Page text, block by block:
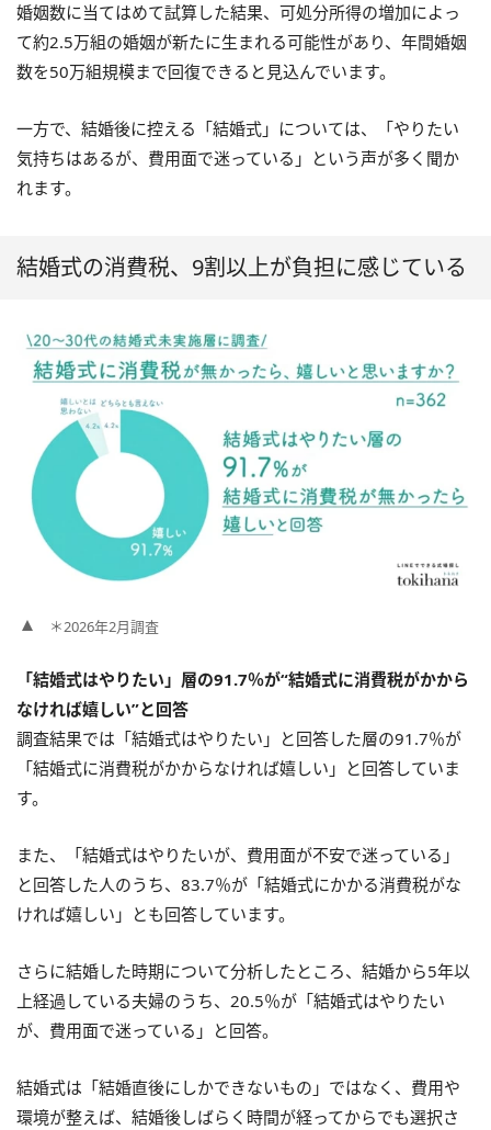
婚姻数に当てはめて試算した結果、可処分所得の増加によっ
て約2.5万組の婚姻が新たに生まれる可能性があり、年間婚姻
数を50万組規模まで回復できると見込んでいます。
一方で、結婚後に控える「結婚式」については、「やりたい
気持ちはあるが、費用面で迷っている」という声が多く聞か
れます。
結婚式の消費税、9割以上が負担に感じている
＊2026年2月調査
「結婚式はやりたい」層の91.7％が“結婚式に消費税がかから
なければ嬉しい”と回答
調査結果では「結婚式はやりたい」と回答した層の91.7％が
「結婚式に消費税がかからなければ嬉しい」と回答していま
す。
また、「結婚式はやりたいが、費用面が不安で迷っている」
と回答した人のうち、83.7％が「結婚式にかかる消費税がな
ければ嬉しい」とも回答しています。
さらに結婚した時期について分析したところ、結婚から5年以
上経過している夫婦のうち、20.5％が「結婚式はやりたい
が、費用面で迷っている」と回答。
結婚式は「結婚直後にしかできないもの」ではなく、費用や
環境が整えば、結婚後しばらく時間が経ってからでも選択さ